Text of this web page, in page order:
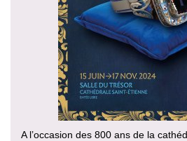
A l’occasion des 800 ans de la